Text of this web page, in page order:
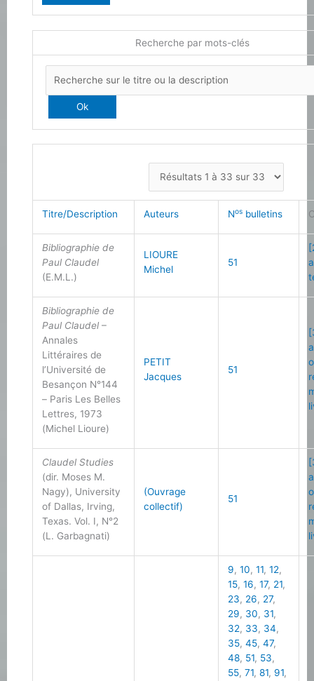
Recherche par mots-clés
Titre/Description Auteurs Nos bulletins
Bibliographie de
Paul Claudel
(E.M.L.)
LIOURE
Michel
51
Bibliographie de
Paul Claudel –
Annales
Littéraires de
l’Université de
Besançon N°144
– Paris Les Belles
Lettres, 1973
(Michel Lioure)
PETIT
Jacques
51
Claudel Studies
(dir. Moses M.
Nagy), University
of Dallas, Irving,
Texas. Vol. I, N°2
(L. Garbagnati)
(Ouvrage
collectif)
51
9,10,11,12,
15,16,17, 21,
23, 26, 27,
29, 30, 31,
32, 33, 34,
35,45,47,
48, 51, 53,
55,71,81, 91,